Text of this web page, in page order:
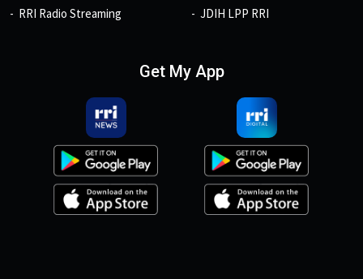
RRI Radio Streaming
JDIH LPP RRI
Get My App